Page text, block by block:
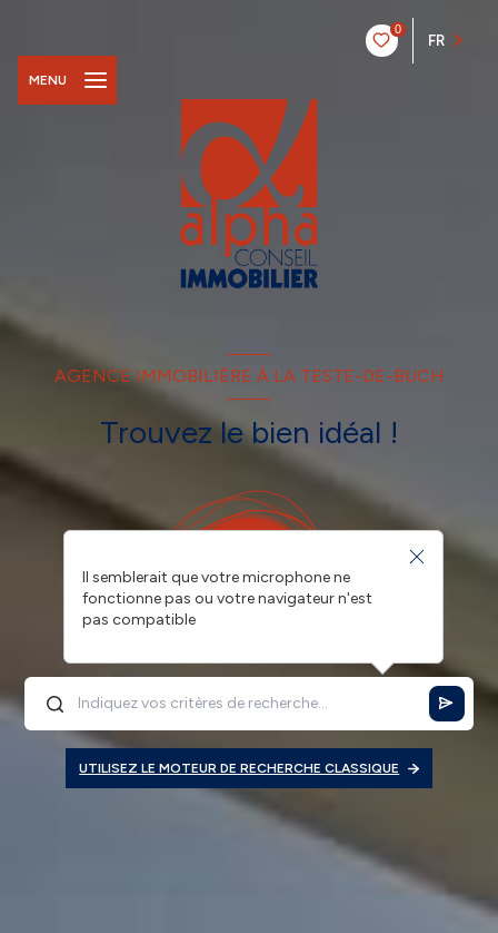
0
FR
MENU
AGENCE IMMOBILIÈRE À LA TESTE-DE-BUCH
Trouvez le bien idéal !
Il semblerait que votre microphone ne
fonctionne pas ou votre navigateur n'est
pas compatible
UTILISEZ LE MOTEUR DE RECHERCHE CLASSIQUE